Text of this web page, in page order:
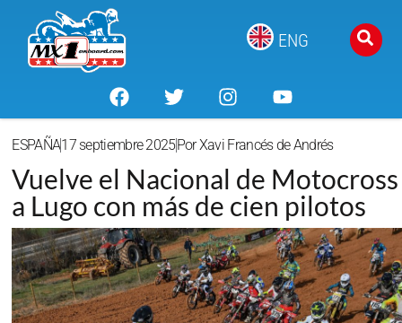
ENG
ESPAÑA17 septiembre 2025PorXavi Francés de Andrés
Vuelve el Nacional de Motocross
a Lugo con más de cien pilotos